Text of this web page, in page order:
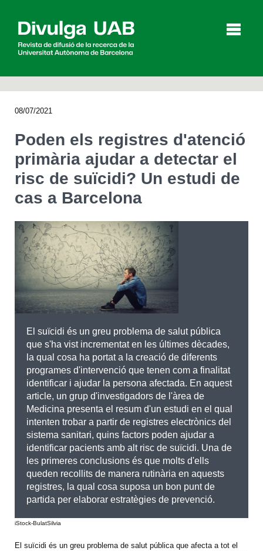
Agenda
English Español
CERCAR
08/07/2021
Poden els registres d'atenció
primària ajudar a detectar el
risc de suïcidi? Un estudi de
cas a Barcelona
El suïcidi és un greu problema de salut pública
que s'ha vist incrementat en les últimes dècades,
la qual cosa ha portat a la creació de diferents
programes d'intervenció que tenen com a finalitat
identificar i ajudar la persona afectada. En aquest
article, un grup d'investigadors de l'àrea de
Medicina presenta el resum d'un estudi en el qual
intenten trobar a partir de registres electrònics del
sistema sanitari, quins factors poden ajudar a
identificar pacients amb alt risc de suïcidi. Una de
les primeres conclusions és que molts d'ells
queden recollits de manera rutinària en aquests
registres, la qual cosa suposa un bon punt de
partida per elaborar estratègies de prevenció.
iStock-BulatSilvia
El suïcidi és un greu problema de salut pública que afecta a tot el